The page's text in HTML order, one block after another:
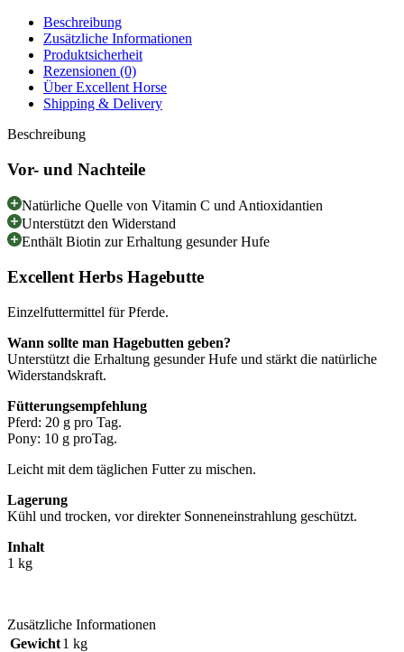
Beschreibung
Zusätzliche Informationen
Produktsicherheit
Rezensionen (0)
Über Excellent Horse
Shipping & Delivery
Beschreibung
Vor- und Nachteile
Natürliche Quelle von Vitamin C und Antioxidantien
Unterstützt den Widerstand
Enthält Biotin zur Erhaltung gesunder Hufe
Excellent Herbs Hagebutte
Einzelfuttermittel für Pferde.
Wann sollte man Hagebutten geben?
Unterstützt die Erhaltung gesunder Hufe und stärkt die natürliche
Widerstandskraft.
Fütterungsempfehlung
Pferd: 20 g pro Tag.
Pony: 10 g proTag.
Leicht mit dem täglichen Futter zu mischen.
Lagerung
Kühl und trocken, vor direkter Sonneneinstrahlung geschützt.
Inhalt
1 kg
Zusätzliche Informationen
Gewicht1 kg